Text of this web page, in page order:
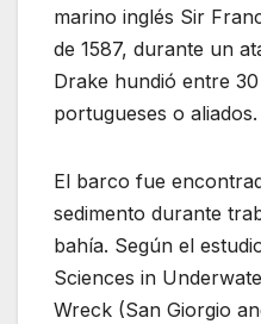
marino inglés Sir
de 1587, durante un
Drake hundió entre
portugueses o aliados.
El barco fue
sedimento durante
bahía. Según el
Sciences in
Wreck (San Giorgio